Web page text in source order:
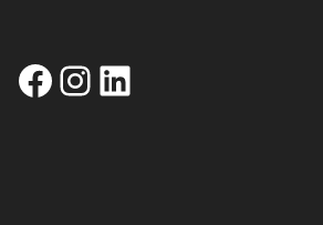
Facebook
Instagram
Linkedin